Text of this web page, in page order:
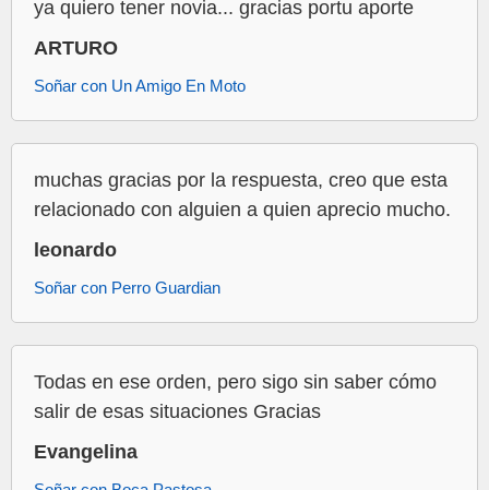
ya quiero tener novia... gracias portu aporte
ARTURO
Soñar con Un Amigo En Moto
muchas gracias por la respuesta, creo que esta
relacionado con alguien a quien aprecio mucho.
leonardo
Soñar con Perro Guardian
Todas en ese orden, pero sigo sin saber cómo
salir de esas situaciones Gracias
Evangelina